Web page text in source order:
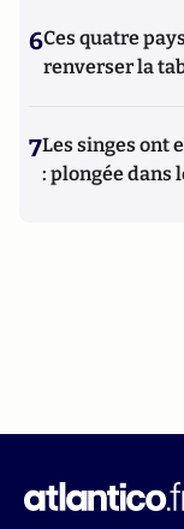
6Ces quatre
renverser la
7Les singes ont
: plongée dans